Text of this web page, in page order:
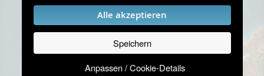
Alle akzeptieren
Speichern
Anpassen / Cookie-Details